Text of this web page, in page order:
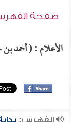
صفحة
الأعلام : ( أحمد بن
الفهرس: